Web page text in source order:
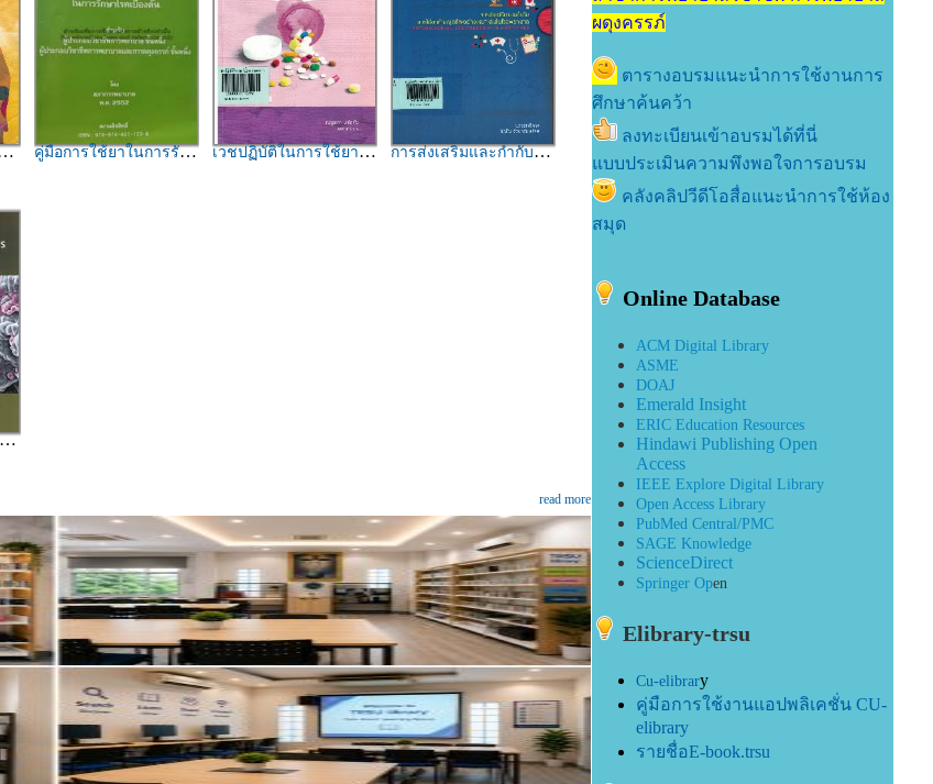
คู่มือการใช้ยาในการรักษาโรคเบื้องต้น : สำหรับผู้ประกอบวิชาชีพการพยาบาล ชั้นหนึ่ง ผู้ประกอบวิชาชีพการพยาบาลและการผดุงครรภ์ ชั้นหนึ่ง / โดย สภาการพยาบาล เวชปฏิบัติในการใช้ยาอย่างเหมาะสม = Good practice of rational use of drugs / ณัฐธภา ปรีชาไว, บรรณาธิการ การส่งเสริมและกำกับการใช้ยาต้านจุลชีพอย่างเหมาะสมในโรงพยาบาล / บรรณาธิการ : ภิญโญ รัตนาอัมพวัลย์
read more
ผดุงครรภ์
ตารางอบรมแนะนำการใช้งานการ
ศึกษาค้นคว้า
ลงทะเบียนเข้าอบรมได้ที่นี่
แบบประเมินความพึงพอใจการอบรม
คลังคลิปวีดีโอสื่อแนะนำการใช้ห้อง
สมุด
Online Database
ACM Digital Library
ASME
DOAJ
Emerald Insight
ERIC Education Resources
Hindawi Publishing Open
Access
IEEE Explore Digital Library
Open Access Library
PubMed Central/PMC
SAGE Knowledge
ScienceDirect
Springer Open
Elibrary-trsu
Cu-elibrary
คู่มือการใช้งานแอปพลิเคชั่น CU-
elibrary
รายชื่อE-book.trsu